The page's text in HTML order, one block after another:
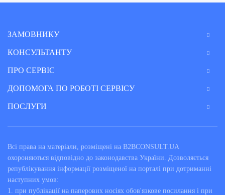
ЗАМОВНИКУ
КОНСУЛЬТАНТУ
ПРО СЕРВІС
ДОПОМОГА ПО РОБОТІ СЕРВІСУ
ПОСЛУГИ
Всі права на матеріали, розміщені на B2BCONSULT.UA
охороняються відповідно до законодавства України. Дозволяється
републікування інформації розміщеної на порталі при дотриманні
наступних умов:
1. при публікації на паперових носіях обов'язкове посилання і при